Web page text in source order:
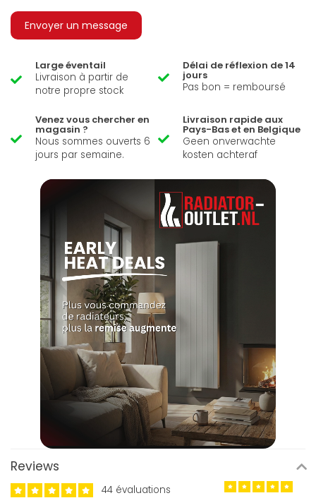
Envoyer un message
Large éventail
Livraison à partir de
notre propre stock
Délai de réflexion de 14
jours
Pas bon = remboursé
Venez vous chercher en
magasin ?
Nous sommes ouverts 6
jours par semaine.
Livraison rapide aux
Pays-Bas et en Belgique
Geen onverwachte
kosten achteraf
Reviews
44 évaluations